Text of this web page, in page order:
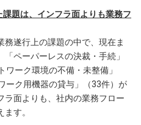
題は、インフラ面よりも業務フ
遂行上の課題の中で、現在ま
ペーパーレスの決裁・手続」
ワーク環境の不備・未整備」
ーク用機器の貸与」（33件）が
ラ面よりも、社内の業務フロー
す。